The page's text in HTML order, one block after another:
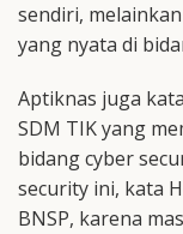
sendiri,
yang nyata di
Aptiknas juga
SDM TIK yang
bidang cyber
security ini, kata
BNSP, karena